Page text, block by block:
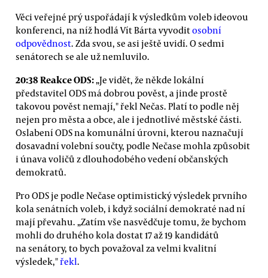
Věci veřejné prý uspořádají k výsledkům voleb ideovou
konferenci, na níž hodlá Vít Bárta vyvoditosobní
odpovědnost. Zda svou, se asi ještě uvidí. O sedmi
senátorech se ale už nemluvilo.
20:38 Reakce ODS:„Je vidět, že někde lokální
představitel ODS má dobrou pověst, a jinde prostě
takovou pověst nemají," řekl Nečas. Platí to podle něj
nejen pro města a obce, ale i jednotlivé městské části.
Oslabení ODS na komunální úrovni, kterou naznačují
dosavadní volební součty, podle Nečase mohla způsobit
i únava voličů z dlouhodobého vedení občanských
demokratů.
Pro ODS je podle Nečase optimistický výsledek prvního
kola senátních voleb, i když sociální demokraté nad ní
mají převahu. „Zatím vše nasvědčuje tomu, že bychom
mohli do druhého kola dostat 17 až 19 kandidátů
na senátory, to bych považoval za velmi kvalitní
výsledek,"řekl.